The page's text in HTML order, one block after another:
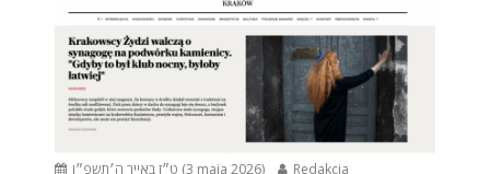
ט״ז באייר ה׳תשפ״ו (3 maja 2026) Redakcja